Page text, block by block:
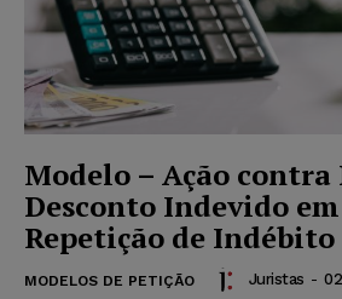
Modelo – Ação contra
Desconto Indevido
Repetição de Indébito
MODELOS DE PETIÇÃO Juristas -